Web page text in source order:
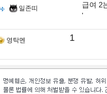
일존띠
급여 2
'
영탁멘 1